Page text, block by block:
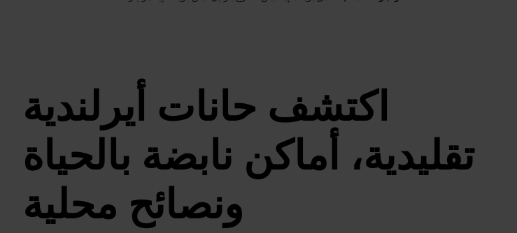
اكتشف حانات أيرلندية
تقليدية، أماكن نابضة بالحياة
ونصائح محلية